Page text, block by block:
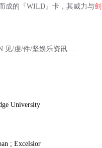
成的『WILD』卡，其威力与剑
见/虔/件/坚娱乐资讯 ...
University
; Excelsior